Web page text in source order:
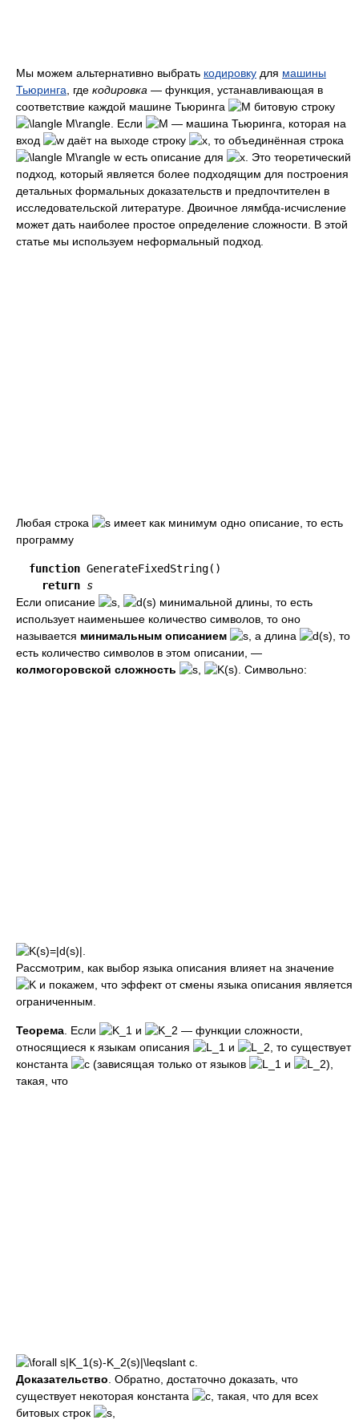
Мы можем альтернативно выбрать кодировку для машины
Тьюринга , где кодировка — функция, устанавливающая в
соответствие каждой машине Тьюринга
битовую строку
. Если
— машина Тьюринга, которая на
вход
даёт на выходе строку
, то объединённая строка
есть описание для
. Это теоретический
подход, который является более подходящим для построения
детальных формальных доказательств и предпочтителен в
исследовательской литературе. Двоичное лямбда-исчисление
может дать наиболее простое определение сложности. В этой
статье мы используем неформальный подход.
Любая строка
имеет как минимум одно описание, то есть
программу
function GenerateFixedString()
return s
Если описание
минимальной длины, то есть
использует наименьшее количество символов, то оно
называется минимальным описанием , а длина
, то
есть количество символов в этом описании, —
колмогоровской сложность
. Символьно:
Рассмотрим, как выбор языка описания влияет на значение
и покажем, что эффект от смены языка описания является
ограниченным.
Теорема . Если и
— функции сложности,
относящиеся к языкам описания
и
, то существует
константа
(зависящая только от языков и
),
такая, что
Доказательство . Обратно, достаточно доказать, что
существует некоторая константа
, такая, что для всех
битовых строк